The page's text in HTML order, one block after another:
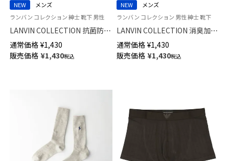
NEW
メンズ
ランバン コレクション 紳士 靴下 男性
LANVIN COLLECTION 抗菌防臭
Hiゲージ ALOHAパリデザイン
ミドル丈 カジュアル ソックス
メンズ 02412144
通常価格 ¥1,430
販売価格 ¥1,430税込
NEW
メンズ
ランバン コレクション 男性 紳士 靴下
LANVIN COLLECTION 消臭加工
土踏まずサポート 綿レーヨン混
JL両面刺しゅう クルー丈 カジ
ュアル ソックス メンズ 日本製
通常価格 ¥1,430
販売価格 ¥1,430税込